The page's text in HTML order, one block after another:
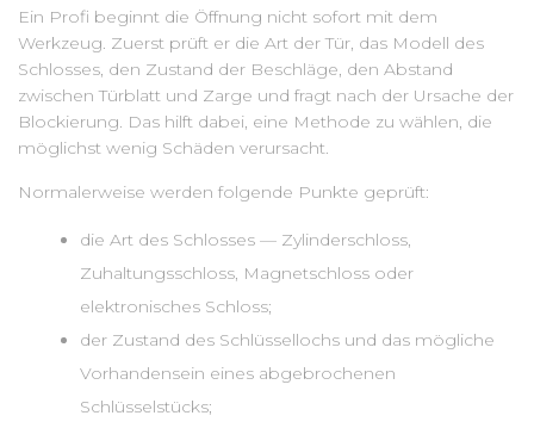
Ein Profi beginnt die Öffnung nicht sofort mit dem
Werkzeug. Zuerst prüft er die Art der Tür, das Modell des
Schlosses, den Zustand der Beschläge, den Abstand
zwischen Türblatt und Zarge und fragt nach der Ursache der
Blockierung. Das hilft dabei, eine Methode zu wählen, die
möglichst wenig Schäden verursacht.
Normalerweise werden folgende Punkte geprüft:
die Art des Schlosses — Zylinderschloss,
Zuhaltungsschloss, Magnetschloss oder
elektronisches Schloss;
der Zustand des Schlüssellochs und das mögliche
Vorhandensein eines abgebrochenen
Schlüsselstücks;